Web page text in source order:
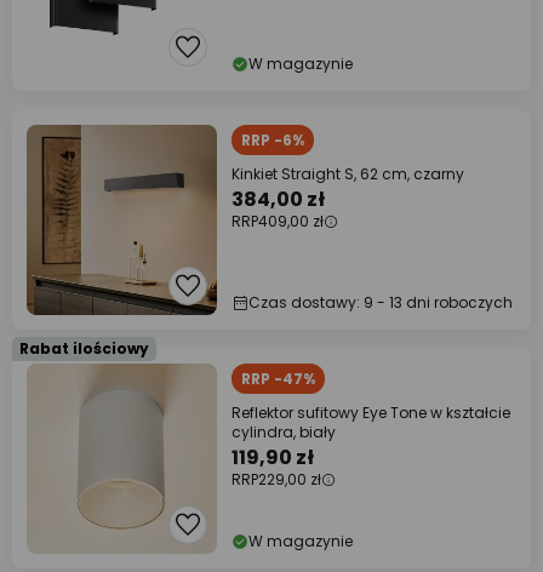
W magazynie
RRP -6%
Kinkiet Straight S, 62 cm, czarny
384,00 zł
RRP409,00 zł
Czas dostawy: 9 - 13 dni roboczych
Rabat ilościowy
RRP -47%
Reflektor sufitowy Eye Tone w kształcie
cylindra, biały
119,90 zł
RRP229,00 zł
W magazynie